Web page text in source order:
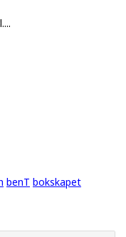
benT bokskapet